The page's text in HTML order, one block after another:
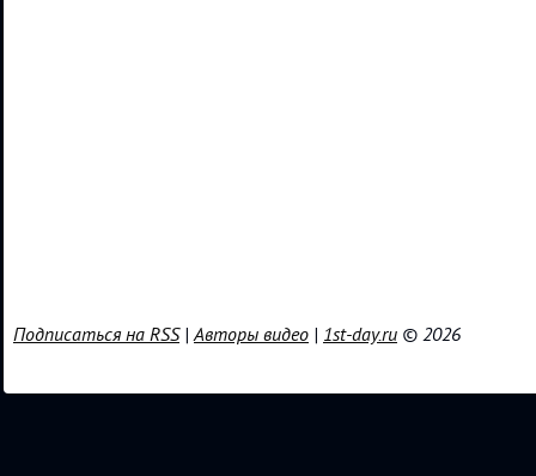
Подписаться на RSS|Авторы видео | 1st-day.ru © 2026